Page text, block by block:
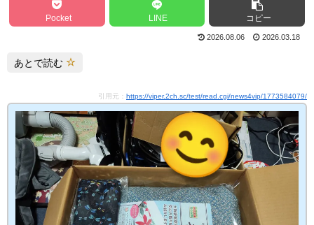
Pocket LINE コピー
2026.08.06 2026.03.18
あとで読む
引用元： https://viper.2ch.sc/test/read.cgi/news4vip/1773584079/